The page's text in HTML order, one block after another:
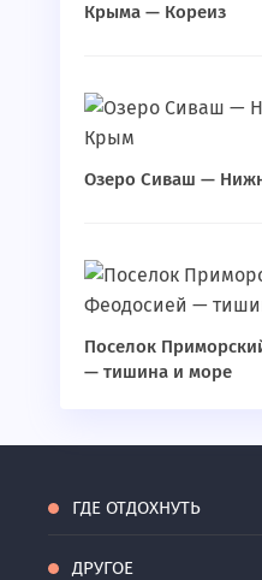
Крыма — Кореиз
Озеро Сиваш —
Поселок
— тишина и море
ГДЕ ОТДОХНУТЬ
ДРУГОЕ